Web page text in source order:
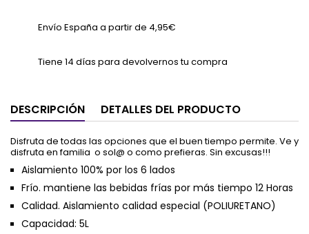
Envío España a partir de 4,95€
Tiene 14 días para devolvernos tu compra
DESCRIPCIÓN DETALLES DEL PRODUCTO
Disfruta de todas las opciones que el buen tiempo permite. Ve y
disfruta en familia o sol@ o como prefieras. Sin excusas!!!
Aislamiento 100% por los 6 lados
Frío. mantiene las bebidas frías por más tiempo 12 Horas
Calidad. Aislamiento calidad especial (POLIURETANO)
Capacidad: 5L